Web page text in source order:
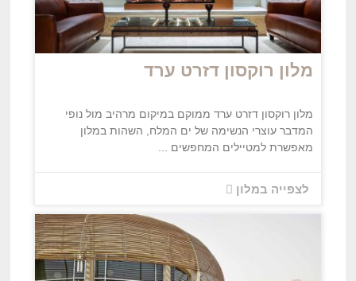
מלון רוקסון דזרט ערד
מלון רוקסון דזרט ערד ממוקם במיקום מרהיב מול נופי
המדבר עוצרי הנשימה של ים המלח, השהות במלון
מאפשרת למטיילים המחפשים ...
לצפייה במלון